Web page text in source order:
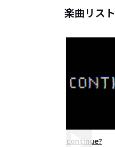
楽曲リスト
continue?